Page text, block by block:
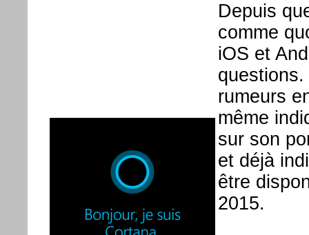
Depuis
comme
iOS et
rumeurs
même
sur son
et déjà
être
2015.